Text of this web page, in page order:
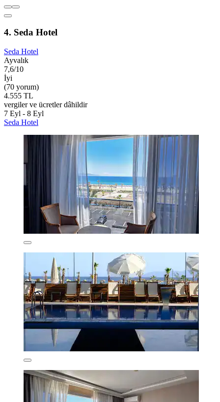
4. Seda Hotel
Seda Hotel
Ayvalık
7,6/10
İyi
(70 yorum)
4.555 TL
vergiler ve ücretler dâhildir
7 Eyl - 8 Eyl
Seda Hotel